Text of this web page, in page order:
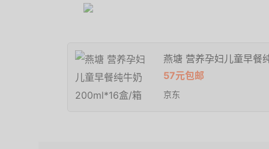
燕塘 营养孕妇儿童早餐
57元包邮
京东